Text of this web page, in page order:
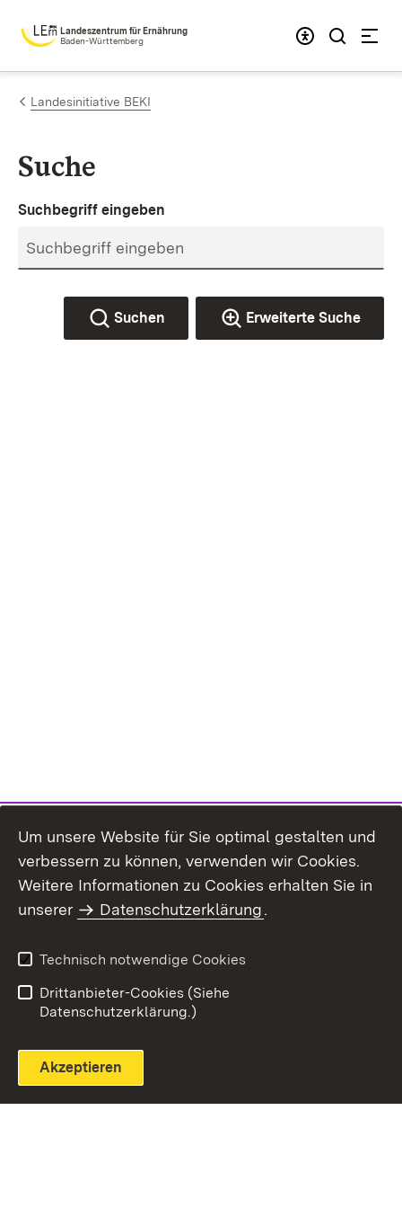
Zum Inhalt springen
Landeszentrum für Ernährung
Baden-Württemberg
Landesinitiative BEKI
Suche
Suchbegriff eingeben
Suchen Erweiterte Suche
Themenübersicht
Um unsere Website für Sie optimal gestalten und
verbessern zu können, verwenden wir Cookies.
Weitere Informationen zu Cookies erhalten Sie in
unserer
Datenschutzerklärung.
Technisch notwendige Cookies
Drittanbieter-Cookies (Siehe
Datenschutzerklärung.)
Akzeptieren